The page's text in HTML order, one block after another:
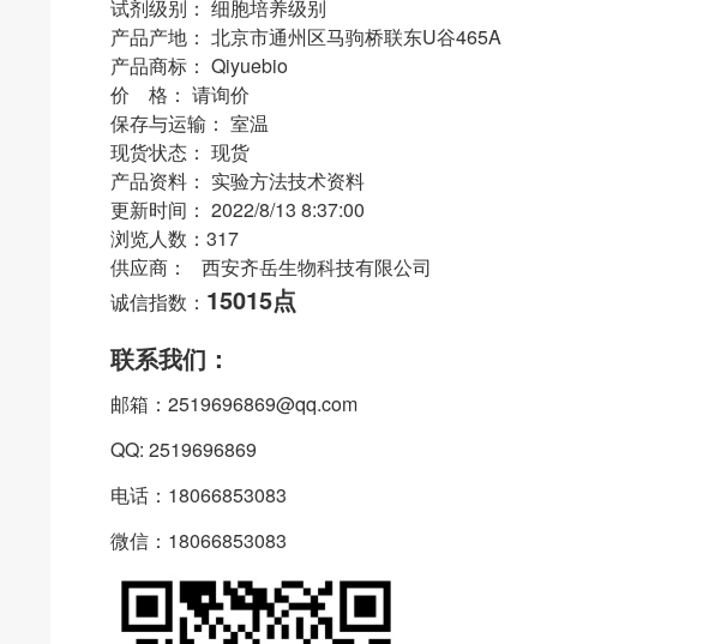
试剂级别： 细胞培养级别
产品产地： 北京市通州区马驹桥联东U谷465A
产品商标： Qiyuebio
价 格： 请询价
保存与运输： 室温
现货状态： 现货
产品资料： 实验方法技术资料
更新时间： 2022/8/13 8:37:00
浏览人数：317
供应商： 西安齐岳生物科技有限公司
诚信指数： 15015点
联系我们：
邮箱：2519696869@qq.com
QQ: 2519696869
电话：18066853083
微信：18066853083